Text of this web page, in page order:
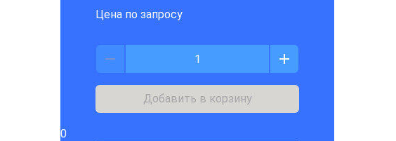
Цена по запросу
Добавить в корзину
0